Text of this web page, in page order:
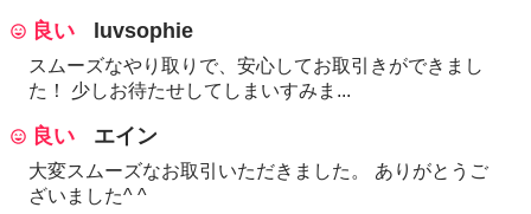
良い luvsophie
スムーズなやり取りで、安心してお取引きができまし
た！ 少しお待たせしてしまいすみま...
良い エイン
大変スムーズなお取引いただきました。 ありがとうご
ざいました^ ^